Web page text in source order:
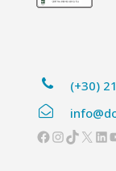
(+30)
Facebook
TikTok
X